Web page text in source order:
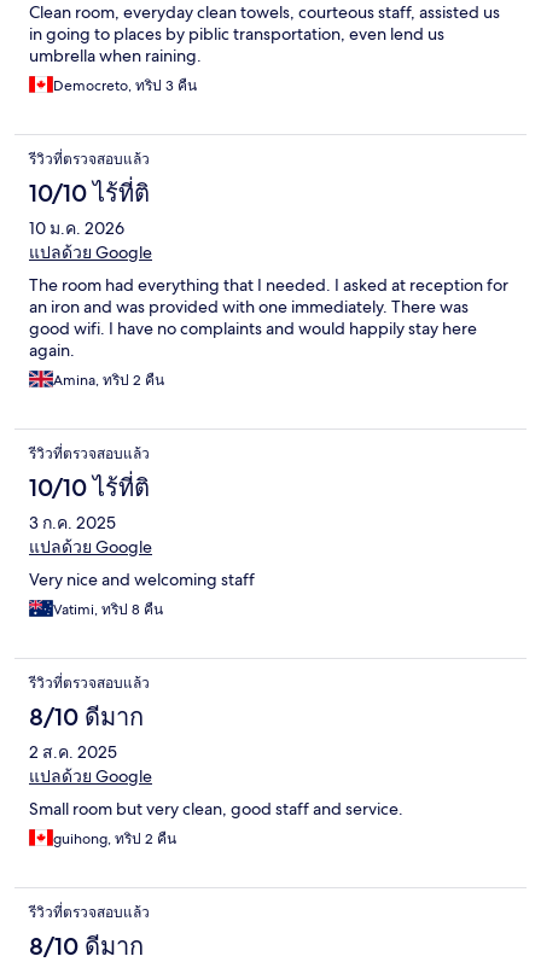
Clean room, everyday clean towels, courteous staff, assisted us
in going to places by piblic transportation, even lend us
umbrella when raining.
Democreto, ทริป 3 คืน
รีวิวที่ตรวจสอบแล้ว
10/10 ไร้ที่ติ
10 ม.ค. 2026
แปลด้วย Google
The room had everything that I needed. I asked at reception for
an iron and was provided with one immediately. There was
good wifi. I have no complaints and would happily stay here
again.
Amina, ทริป 2 คืน
รีวิวที่ตรวจสอบแล้ว
10/10 ไร้ที่ติ
3 ก.ค. 2025
แปลด้วย Google
Very nice and welcoming staff
Vatimi, ทริป 8 คืน
รีวิวที่ตรวจสอบแล้ว
8/10 ดีมาก
2 ส.ค. 2025
แปลด้วย Google
Small room but very clean, good staff and service.
guihong, ทริป 2 คืน
รีวิวที่ตรวจสอบแล้ว
8/10 ดีมาก